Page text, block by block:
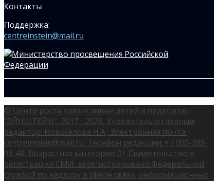
Контакты
Поддержка:
centreinstein@mail.ru
© Центр роста талантливых детей и педагогов
"ЭЙНШТЕЙН", 2017 - 2026, Учредитель и главный
редактор: Новоселова Н.А., Электронная почта:
centreinstein@mail.ru, Телефон редакции: +7 900-388-
06-48, Возрастная категория: 0+ Свидетельство о
регистрации СМИ: зарегистрировано Федеральной
службой по надзору в сфере связи, информационных